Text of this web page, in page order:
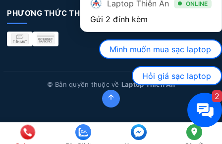
PHƯƠNG THỨC THANH TOÁN
© Bản quyền thuộc về Laptop Thiên Ân
Laptop Thiên Ân ONLINE
Gửi 2 đính kèm
Mình muốn mua sạc laptop
Hỏi giá sạc laptop
2